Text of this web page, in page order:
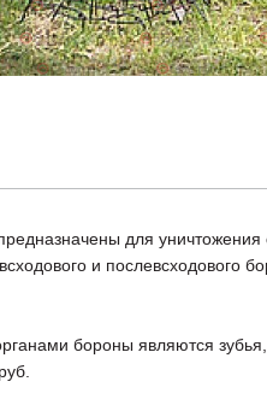
для
и послевсходового
бороны являются